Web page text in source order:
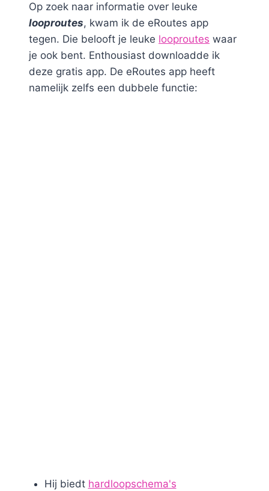
Op zoek naar informatie over leuke
looproutes, kwam ik de eRoutes app
tegen. Die belooft je leuke looproutes waar
je ook bent. Enthousiast downloadde ik
deze gratis app. De eRoutes app heeft
namelijk zelfs een dubbele functie:
Hij biedt hardloopschema's